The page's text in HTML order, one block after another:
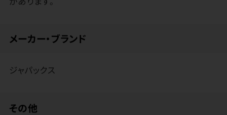
メーカー・ブランド
ジャパックス
その他